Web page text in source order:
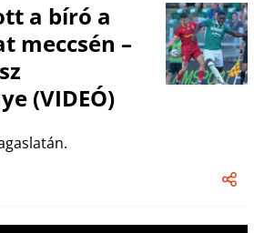
a bíró a
meccsén –
(VIDEÓ)